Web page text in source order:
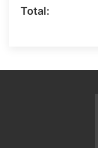
Total: